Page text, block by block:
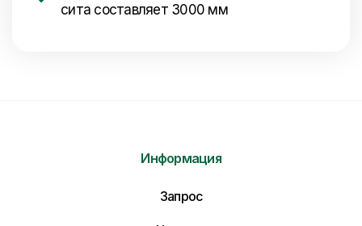
сита составляет 3000 мм
Отправить нам сообщение
Напишите нам ваше сообщение и мы ответим
Информация
Запрос